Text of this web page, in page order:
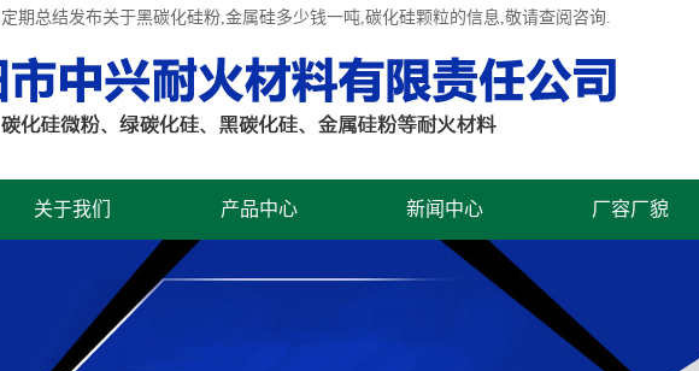
期总结发布关于黑碳化硅粉,金属硅多少钱一吨,碳化硅颗粒的信息,敬请查阅咨询.
关于我们 产品中心 新闻中心 厂容厂貌